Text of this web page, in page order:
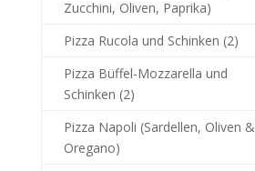
Zucchini, Oliven, Paprika)
Pizza Rucola und Schinken (2)
Pizza Büffel-Mozzarella und
Schinken (2)
Pizza Napoli (Sardellen, Oliven &
Oregano)